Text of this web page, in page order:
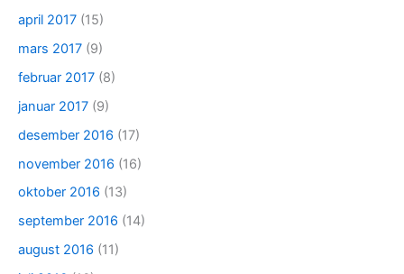
april 2017 (15)
mars 2017 (9)
februar 2017 (8)
januar 2017 (9)
desember 2016 (17)
november 2016 (16)
oktober 2016 (13)
september 2016 (14)
august 2016 (11)